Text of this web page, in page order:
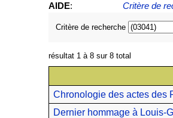
AIDE: Critère de
Critère de recherche
résultat 1 à 8 sur 8 total
Chronologie des actes des
Dernier hommage à Louis-